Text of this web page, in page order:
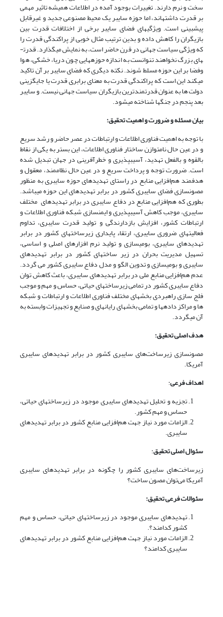
سخت و نرم دارند. تغییرات بوجود آمده در اطلاعات همیشه تاثیر مهمی
بر قدرت داشته­اند، اما حوزه سایبر یک محیط مصنوعی جدید و غیرقابل
پیش­بینی است. ویژگی­های فضای سایبر برخی از اختلافات قدرت بین
بازیگران را کاهش داده و بدین ترتیب مثال خوبی از پراکندگی قدرت را
که ویژگی سیاست جهانی در قرن حاضر است، به نمایش می­گذارد. قدرت­
های بزرگ نخواهند تنوانست به اندازه حوزه­هایی چون دریا، خشکی، هوا
وفضا بر این حوزه مسلط شوند. نکته دیگری که فضای سایبر بر آن تاکید
می­کند این است که پراکندگی قدرت به معنای برابری قدرت یا جایگزینی
دولت ها به عنوان قدرتمندترین بازیگران سیاست جهانی نیست. و سایبر
بعد پنجم در جنگ­ها شناخته می­شود.
بیان مسئله و ضرورت و اهمیت تحقیق:
با توجه به اهمیت فناوری اطلاعات و ارتباطات در عصر حاضر و رشد سریع
و در عین حال نامتوازن ساختار فناوری اطلاعات، این بستر به یکی از نقاط
بالقوه و بالفعل تهدید، آسیب­پذیری و خطرآفرینی در جهان تبدیل شده
است. ضرورت توجه و پرداخت سریع و در عین حال نظام­مند، معقول و
هدفمند هم‌افزایی منابع در راستای تهدیدهای حوزه سایبری به منظور
مصون­سازی فضای سایبری کشور در برابر تهدیدهای این حوزه می­باشد.
بطوری که هم‌افزایی منابع در دفاع سایبری در برابر تهدیدهای مختلف
سایبری، موجب کاهش آسیب­پذیری و ایمن­سازی شبکه فناوری اطلاعات و
ارتباطات کشور، افزایش بازدارندگی و تولید قدرت سایبری، تداوم
فعالیت­های ضروری سایبری، ارتقاء پایداری زیرساخت­های کشور در برابر
تهدیدهای سایبری، بومی­سازی و تولید نرم افزارهای اصلی و اساسی،
تسهیل مدیریت بحران در زیر ساخت­های کشور در برابر تهدیدهای
سایبری و بومی­سازی و تدوین الگو و مدل دفاع سایبری کشور می گردد.
عدم هم‌افزایی منابع ملی در برابر تهدیدهای سایبری، باعث کاهش توان
دفاع سایبری کشور در تمامی زیرساخت­های حیاتی، حساس و مهم و موجب
فلج سازی راهبردی بخش­های مختلف فناوری اطلاعات و ارتباطات و شبکه
ها و مراکز داده­ها و تمامی بخش­های رایانه­ای و صنایع و تجهیزات وابسته به
آن می­گردد.
هدف اصلی تحقیق:
مصون­سازی زیرساخت‌های سایبری کشور در برابر تهدیدهای سایبری
آمریکا.
اهداف فرعی:
تجزیه و تحلیل تهدیدهای سایبری موجود در زیرساخت­های حیاتی،
حساس و مهم کشور.
الزامات مورد نیاز جهت هم‌افزایی منابع کشور در برابر تهدیدهای
سایبری.
سئوال اصلی تحقیق:
زیرساخت‌های سایبری کشور را چگونه در برابر تهدیدهای سایبری
آمریکا می‌توان مصون ساخت؟
سئوالات فرعی تحقیق:
تهدیدهای سایبری موجود در زیرساخت­های حیاتی، حساس و مهم
کشور کدامند؟.
الزامات مورد نیاز جهت هم‌افزایی منابع کشور در برابر تهدیدهای
سایبری کدامند؟